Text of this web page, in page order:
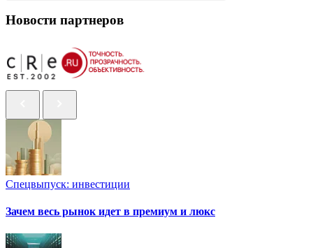
Новости партнеров
Спецвыпуск: инвестиции
Зачем весь рынок идет в премиум и люкс